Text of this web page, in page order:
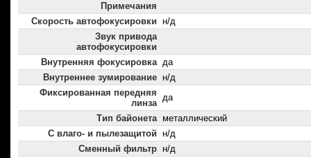
Примечания
Скорость автофокусировки н/д
Звук привода
автофокусировки
Внутренняя фокусировка да
Внутреннее зумирование н/д
Фиксированная передняя
линза
да
Тип байонета металлический
С влаго- и пылезащитой н/д
Сменный фильтр н/д